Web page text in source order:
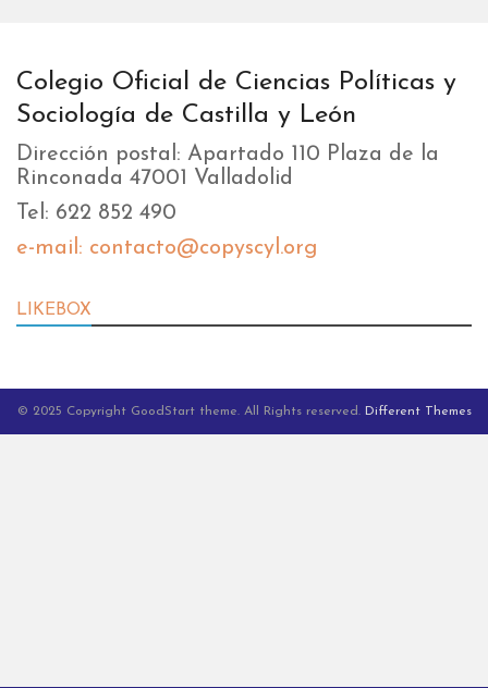
Colegio Oficial de Ciencias Políticas y
Sociología de Castilla y León
Dirección postal: Apartado 110 Plaza de la
Rinconada 47001 Valladolid
Tel: 622 852 490
e-mail: contacto@copyscyl.org
LIKEBOX
© 2025 Copyright GoodStart theme. All Rights reserved. Different Themes